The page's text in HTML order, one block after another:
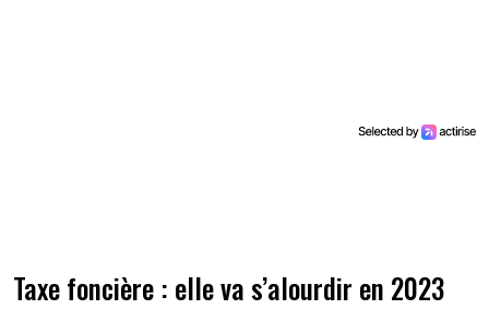
Taxe foncière : elle va s’alourdir en 2023